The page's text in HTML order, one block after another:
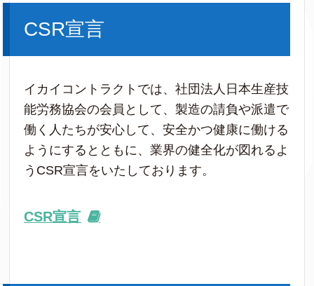
CSR宣言
イカイコントラクトでは、社団法人日本生産技
能労務協会の会員として、製造の請負や派遣で
働く人たちが安心して、安全かつ健康に働ける
ようにするとともに、業界の健全化が図れるよ
うCSR宣言をいたしております。
CSR宣言